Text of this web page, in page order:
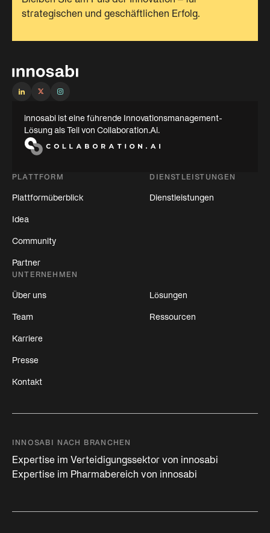
strategischen und geschäftlichen Erfolg.
innosabi ist eine führende Innovationsmanagement-
Lösung als Teil von Collaboration.Ai.
PLATTFORM
Plattformüberblick
Idea
Community
Partner
DIENSTLEISTUNGEN
Dienstleistungen
UNTERNEHMEN
Über uns
Team
Karriere
Presse
Kontakt
Lösungen
Ressourcen
INNOSABI NACH BRANCHEN
Expertise im Verteidigungssektor von innosabi
Expertise im Pharmabereich von innosabi